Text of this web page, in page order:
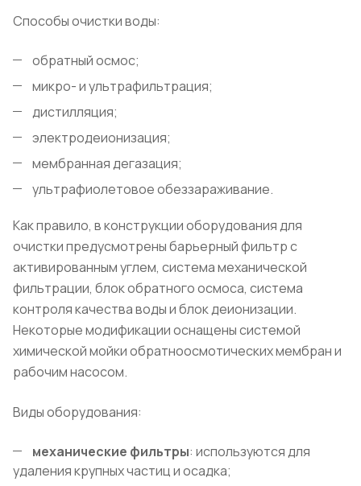
Способы очистки воды:
обратный осмос;
микро- и ультрафильтрация;
дистилляция;
электродеионизация;
мембранная дегазация;
ультрафиолетовое обеззараживание.
Как правило, в конструкции оборудования для
очистки предусмотрены барьерный фильтр с
активированным углем, система механической
фильтрации, блок обратного осмоса, система
контроля качества воды и блок деионизации.
Некоторые модификации оснащены системой
химической мойки обратноосмотических мембран и
рабочим насосом.
Виды оборудования:
механические фильтры: используются для
удаления крупных частиц и осадка;